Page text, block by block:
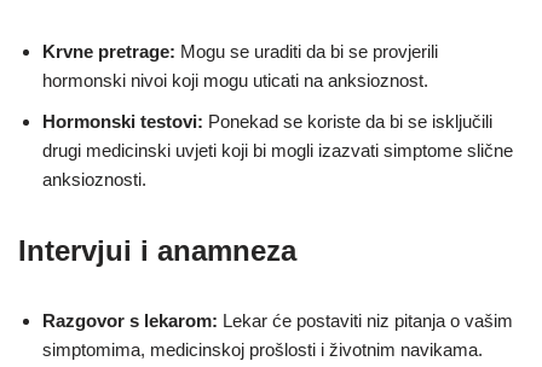
Krvne pretrage: Mogu se uraditi da bi se provjerili
hormonski nivoi koji mogu uticati na anksioznost.
Hormonski testovi: Ponekad se koriste da bi se isključili
drugi medicinski uvjeti koji bi mogli izazvati simptome slične
anksioznosti.
Intervjui i anamneza
Razgovor s lekarom: Lekar će postaviti niz pitanja o vašim
simptomima, medicinskoj prošlosti i životnim navikama.